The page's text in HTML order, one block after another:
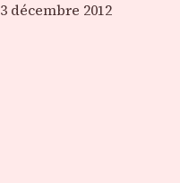
3 décembre 2012